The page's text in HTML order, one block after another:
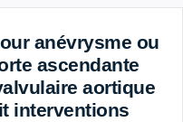
directement à la barre
anévrysme ou
ascendante
aortique
interventions